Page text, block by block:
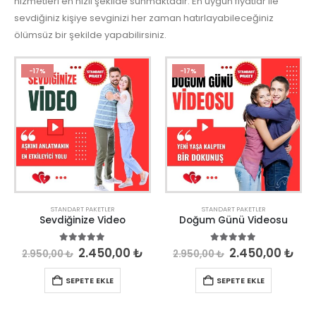
sevdiğiniz kişiye sevginizi her zaman hatırlayabileceğiniz
ölümsüz bir şekilde yapabilirsiniz.
-17%
STANDART PAKETLER
Sevdiğinize Video
5.00out of 5
2.950,00₺ 2.450,00 ₺
SEPETE EKLE
-17%
STANDART PAKETLER
Doğum Günü Videosu
5.00out of 5
2.950,00₺ 2.450,00 ₺
SEPETE EKLE